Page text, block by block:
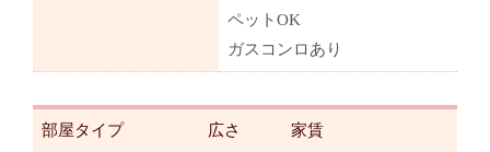
ペットOK
ガスコンロあり
部屋タイプ 広さ 家賃